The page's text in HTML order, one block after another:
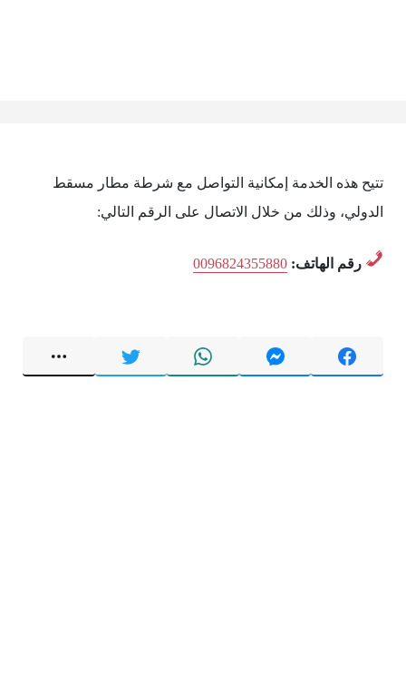
تتيح هذه الخدمة إمكانية التواصل مع شرطة مطار مسقط
الدولي، وذلك من خلال الاتصال على الرقم التالي:
رقم الهاتف: 0096824355880